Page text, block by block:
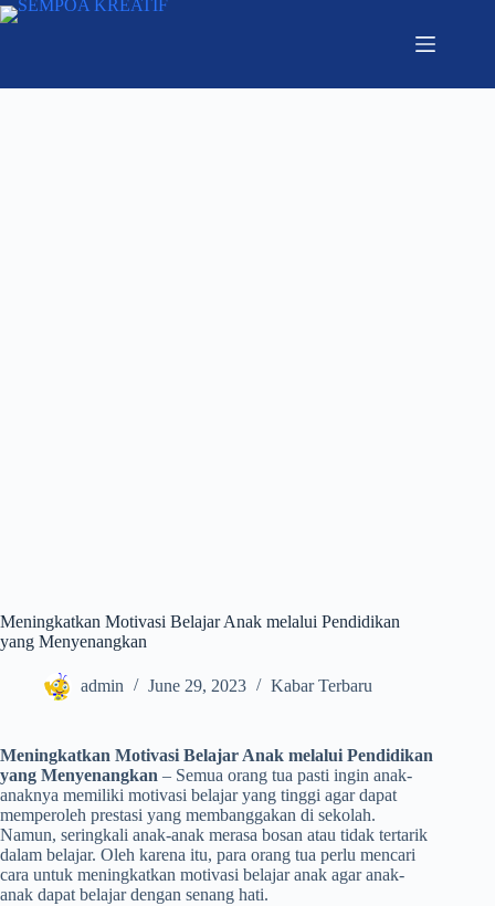
Meningkatkan Motivasi Belajar Anak melalui Pendidikan
yang Menyenangkan
admin June 29, 2023 Kabar Terbaru
Meningkatkan Motivasi Belajar Anak melalui Pendidikan
yang Menyenangkan – Semua orang tua pasti ingin anak-
anaknya memiliki motivasi belajar yang tinggi agar dapat
memperoleh prestasi yang membanggakan di sekolah.
Namun, seringkali anak-anak merasa bosan atau tidak tertarik
dalam belajar. Oleh karena itu, para orang tua perlu mencari
cara untuk meningkatkan motivasi belajar anak agar anak-
anak dapat belajar dengan senang hati.